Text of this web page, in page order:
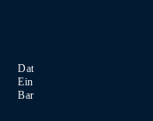
Datenschutz / Recht / AGB
Einkaufsbedingungen
Barrierefreiheit